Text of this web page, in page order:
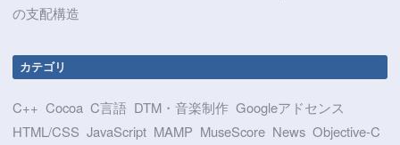
の支配構造
カテゴリ
C++ Cocoa C言語 DTM・音楽制作 Googleアドセンス
HTML/CSS JavaScript MAMP MuseScore News Objective-C